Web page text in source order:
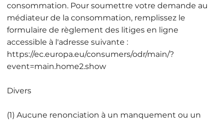
consommation. Pour soumettre votre demande au
médiateur de la consommation, remplissez le
formulaire de règlement des litiges en ligne
accessible à l'adresse suivante :
https://ec.europa.eu/consumers/odr/main/?
event=main.home2.show
Divers
(1) Aucune renonciation à un manquement ou un